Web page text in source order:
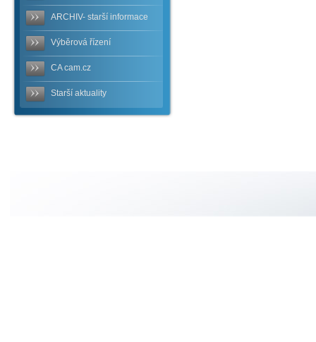
ARCHIV- starší informace
Výběrová řízení
CA cam.cz
Starší aktuality